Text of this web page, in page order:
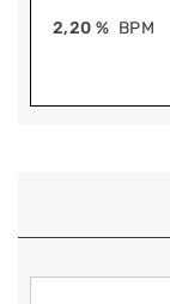
2,20 % BPM